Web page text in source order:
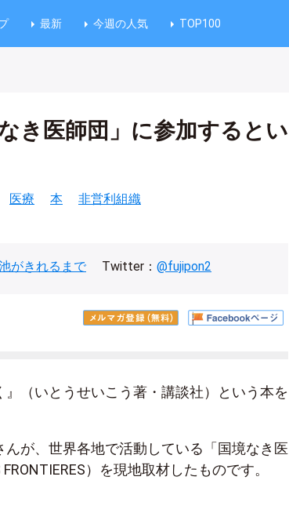
最新 今週の人気 TOP100
き医師団」に参加するとい
医療 本
非営利組織
がきれるまで Twitter： @fujipon2
』（いとうせいこう著・講談社）という本を
が、世界各地で活動している「国境なき医
）を現地取材したものです。